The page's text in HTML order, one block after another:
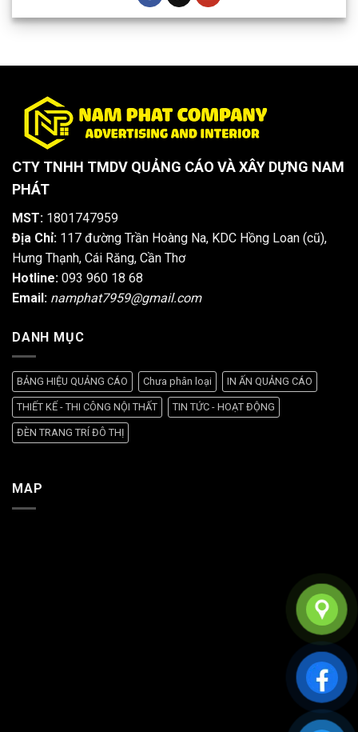
CTY TNHH TMDV QUẢNG CÁO VÀ XÂY DỰNG NAM
PHÁT
MST: 1801747959
Địa Chỉ: 117 đường Trần Hoàng Na, KDC Hồng Loan (cũ),
Hưng Thạnh, Cái Răng, Cần Thơ
Hotline: 093 960 18 68
Email: namphat7959@gmail.com
DANH MỤC
BẢNG HIỆU QUẢNG CÁO Chưa phân loại IN ẤN QUẢNG CÁO
THIẾT KẾ - THI CÔNG NỘI THẤT TIN TỨC - HOẠT ĐỘNG
ĐÈN TRANG TRÍ ĐÔ THỊ
MAP